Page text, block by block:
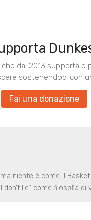
dal 2013 supporta e
sostenendoci con
Fai una donazione
niente è come il
lie” come filosofia di